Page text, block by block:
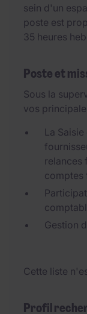
sein d'un
poste est
35 heures
Poste et
Sous la
vos
La
relances
comptes
Gestion
Cette liste
Profil